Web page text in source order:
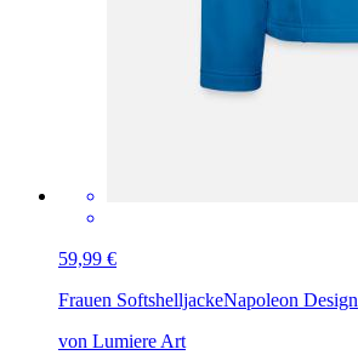
59,99 €
Frauen SoftshelljackeNapoleon Design
von Lumiere Art